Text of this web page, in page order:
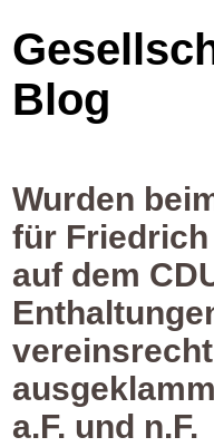
Blog
Wurden
für Friedrich
auf dem
a.F. und n.F.